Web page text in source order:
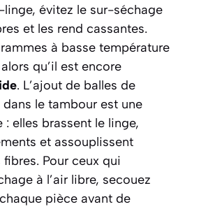
évitez le sur-séchage
et les rend cassantes.
à basse température
qu’il est encore
. L’ajout de balles de
le tambour est une
: elles brassent le linge,
et assouplissent
Pour ceux qui
à l’air libre, secouez
pièce avant de